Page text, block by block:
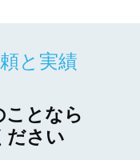
と実績
ことなら
ださい